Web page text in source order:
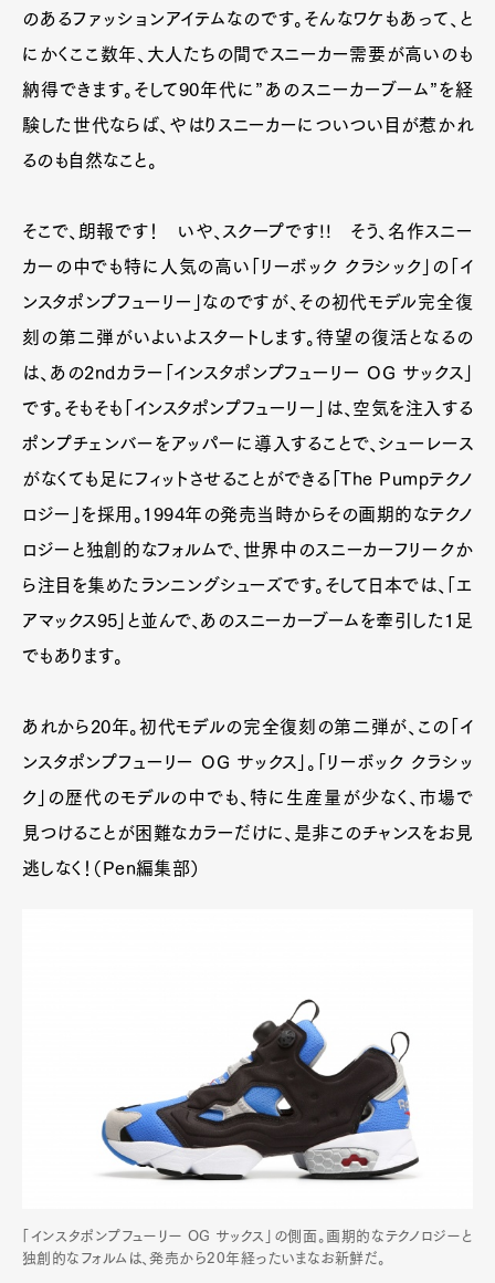
のあるファッションアイテムなのです。そんなワケもあって、と
にかくここ数年、大人たちの間でスニーカー需要が高いのも
納得できます。そして90年代に”あのスニーカーブーム”を経
験した世代ならば、やはりスニーカーについつい目が惹かれ
るのも自然なこと。
そこで、朗報です！ いや、スクープです!! そう、名作スニー
カーの中でも特に人気の高い「リーボック クラシック」の「イ
ンスタポンプフューリー」なのですが、その初代モデル完全復
刻の第二弾がいよいよスタートします。待望の復活となるの
は、あの2ndカラー「インスタポンプフューリー OG サックス」
です。そもそも「インスタポンプフューリー」は、空気を注入する
ポンプチェンバーをアッパーに導入することで、シューレース
がなくても足にフィットさせることができる「The Pumpテクノ
ロジー」を採用。1994年の発売当時からその画期的なテクノ
ロジーと独創的なフォルムで、世界中のスニーカーフリークか
ら注目を集めたランニングシューズです。そして日本では、「エ
アマックス95」と並んで、あのスニーカーブームを牽引した1足
でもあります。
あれから20年。初代モデルの完全復刻の第二弾が、この「イ
ンスタポンプフューリー OG サックス」。「リーボック クラシッ
ク」の歴代のモデルの中でも、特に生産量が少なく、市場で
見つけることが困難なカラーだけに、是非このチャンスをお見
逃しなく！（Pen編集部）
「インスタポンプフューリー OG サックス」の側面。画期的なテクノロジーと
独創的なフォルムは、発売から20年経ったいまなお新鮮だ。